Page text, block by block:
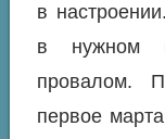
в
в нужном
провалом.
первое